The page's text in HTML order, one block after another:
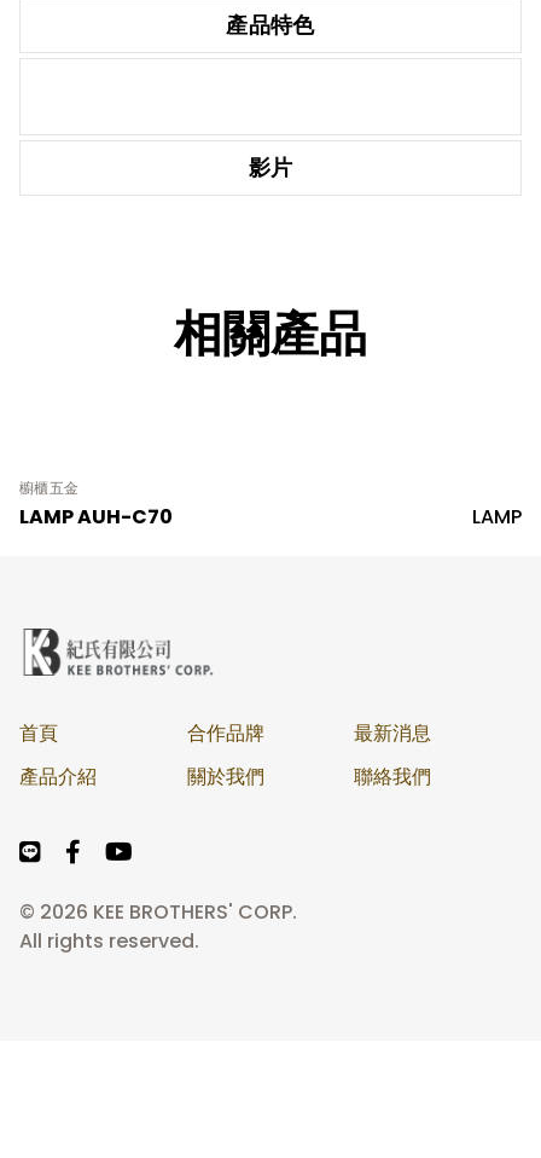
產品特色
影片
相關產品
櫥櫃五金
LAMP AUH-C70 LAMP
首頁
產品介紹
合作品牌
關於我們
最新消息
聯絡我們
© 2026 KEE BROTHERS' CORP.
All rights reserved.